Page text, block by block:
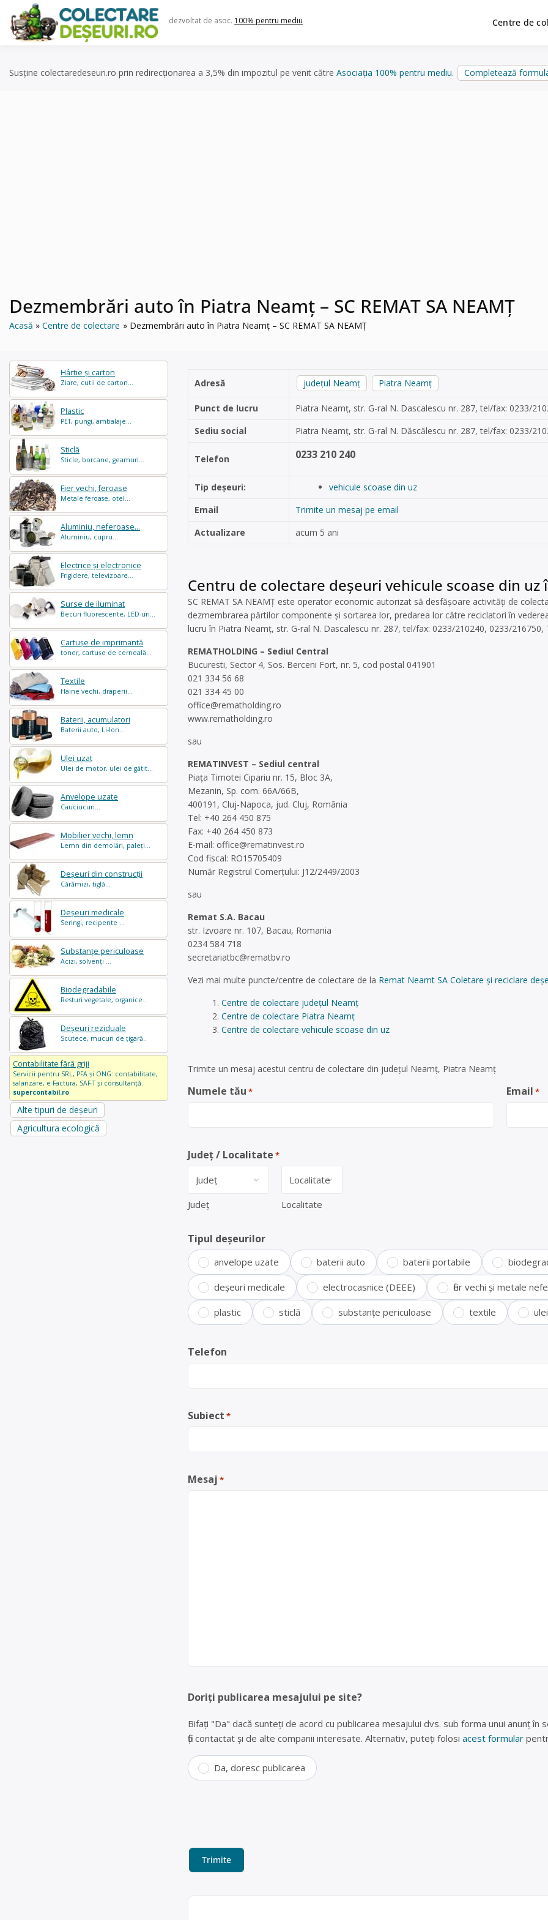
content
dezvoltat de asoc. 100% pentru mediu Centre de
Susține colectaredeseuri.ro prin redirecționarea a 3,5% din impozitul pe venit către Asociația 100% pentru mediu. Completează
Dezmembrări auto în Piatra Neamț – SC REMAT SA NEAMŢ
Acasă Centre de colectare Dezmembrări auto în Piatra Neamț – SC REMAT SA NEAMŢ
Hârtie și carton
Ziare, cutii de carton...
Plastic
PET, pungi, ambalaje...
Sticlă
Sticle, borcane, geamuri...
Fier vechi, feroase
Metale feroase, otel...
Aluminiu, neferoase...
Aluminiu, cupru...
Electrice și electronice
Frigidere, televizoare...
Surse de iluminat
Becuri fluorescente, LED-uri...
Cartușe de imprimantă
toner, cartușe de cerneală...
Textile
Haine vechi, draperii...
Baterii, acumulatori
Baterii auto, Li-Ion...
Ulei uzat
Ulei de motor, ulei de gătit...
Anvelope uzate
Cauciucuri...
Mobilier vechi, lemn
Lemn din demolări, paleți...
Deșeuri din construcții
Cărămizi, tiglă...
Deșeuri medicale
Seringi, recipente ...
Substanțe periculoase
Acizi, solvenți ...
Biodegradabile
Resturi vegetale, organice..
Deșeuri reziduale
Scutece, mucuri de țigară..
Contabilitate fără griji
Servicii pentru SRL, PFA și ONG: contabilitate,
salarizare, e-Factura, SAF-T și consultanță.
supercontabil.ro
Alte tipuri de deșeuri
Agricultura ecologică
Adresă județul Neamț Piatra Neamț
Punct de lucru
Piatra Neamț, str. G-ral N. Dascalescu nr. 287, tel/fax: 0233/
Sediu social
Piatra Neamț, str. G-ral N. Dăscălescu nr. 287, tel/fax: 0233/
Telefon 0233 210 240
Tip deșeuri:
vehicule scoase din uz
Email
Trimite un mesaj pe email
Actualizare
acum 5 ani
Centru de colectare deșeuri vehicule scoase din
SC REMAT SA NEAMŢ este operator economic autorizat să desfăşoare activităţi de
dezmembrarea părtilor componente și sortarea lor, predarea lor către reciclatori în
lucru în Piatra Neamț, str. G-ral N. Dascalescu nr. 287, tel/fax: 0233/210240, 0233/216750,
REMATHOLDING – Sediul Central
Bucuresti, Sector 4, Sos. Berceni Fort, nr. 5, cod postal 041901
021 334 56 68
021 334 45 00
office@rematholding.ro
www.rematholding.ro
sau
REMATINVEST – Sediul central
Piața Timotei Cipariu nr. 15, Bloc 3A,
Mezanin, Sp. com. 66A/66B,
400191, Cluj-Napoca, jud. Cluj, România
Tel: +40 264 450 875
Fax: +40 264 450 873
E-mail: office@rematinvest.ro
Cod fiscal: RO15705409
Număr Registrul Comerțului: J12/2449/2003
sau
Remat S.A. Bacau
str. Izvoare nr. 107, Bacau, Romania
0234 584 718
secretariatbc@rematbv.ro
Vezi mai multe puncte/centre de colectare de la Remat Neamt SA Coletare și reciclare
Centre de colectare județul Neamț
Centre de colectare Piatra Neamț
Centre de colectare vehicule scoase din uz
Trimite un mesaj acestui centru de colectare din județul Neamț, Piatra Neamț
Numele tău * Email *
Județ / Localitate *
Județ Localitate
Tipul deșeurilor
anvelope uzate baterii auto baterii portabile
deșeuri medicale electrocasnice (DEEE) fier vechi și metale
plastic sticlă substanțe periculoase textile
Telefon
Subiect *
Mesaj *
Doriți publicarea mesajului pe site?
Bifați "Da" dacă sunteți de acord cu publicarea mesajului dvs. sub forma unui anunț
fiți contactat și de alte companii interesate. Alternativ, puteți folosi acest formular
Da, doresc publicarea